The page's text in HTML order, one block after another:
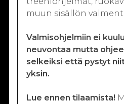
muun sisällön
Valmisohjelmiin ei
neuvontaa mutta
selkeiksi että pystyt
yksin.
Lue ennen tilaamista!